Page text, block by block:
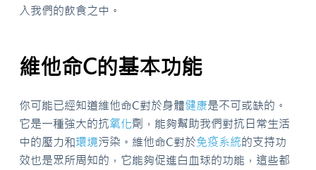
入我們的飲食之中。
維他命C的基本功能
你可能已經知道維他命C對於身體健康是不可或缺的。
它是一種強大的抗氧化劑，能夠幫助我們對抗日常生活
中的壓力和環境污染。維他命C對於免疫系統的支持功
效也是眾所周知的，它能夠促進白血球的功能，這些都